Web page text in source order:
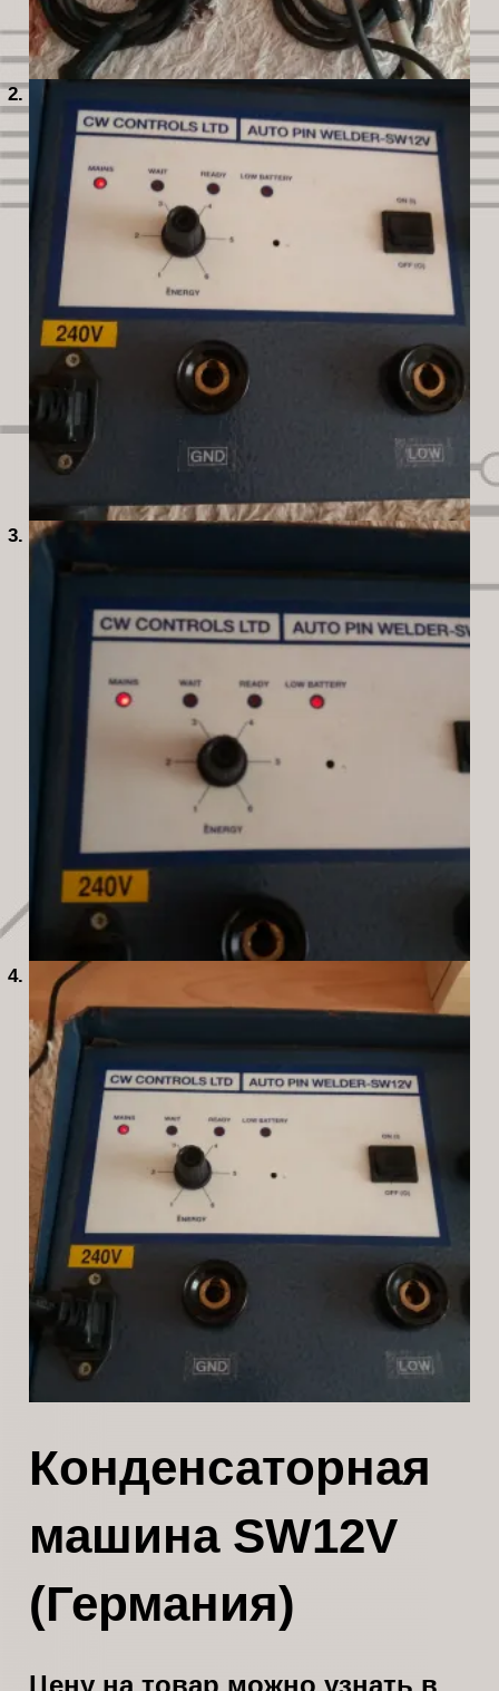
Конденсаторная
машина SW12V
(Германия)